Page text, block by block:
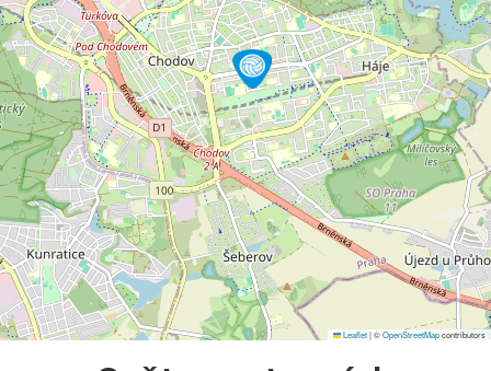
Leaflet|©OpenStreetMapcontributors